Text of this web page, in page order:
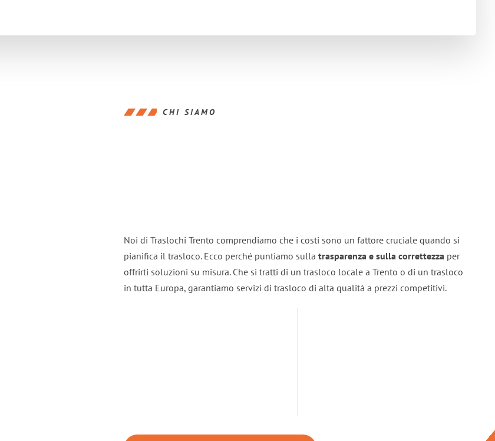
CHI SIAMO
Noi di Traslochi Trento comprendiamo che i costi sono un fattore cruciale quando si
pianifica il trasloco. Ecco perché puntiamo sulla trasparenza e sulla correttezza per
offrirti soluzioni su misura. Che si tratti di un trasloco locale a Trento o di un trasloco
in tutta Europa, garantiamo servizi di trasloco di alta qualità a prezzi competitivi.